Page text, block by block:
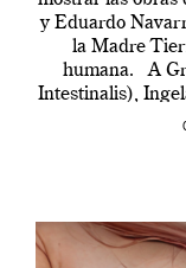
y Eduardo
la Madre
humana. A
Intestinalis),